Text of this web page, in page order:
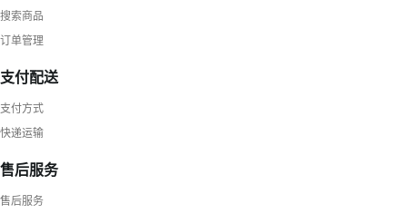
搜索商品
订单管理
支付配送
支付方式
快递运输
售后服务
售后服务